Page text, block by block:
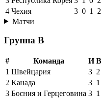
4 Чехия 3 0 1 2
Матчи
Группа B
# Команда И В
1 Швейцария 3 2
2 Канада 3 1
3 Босния и Герцеговина 3 1